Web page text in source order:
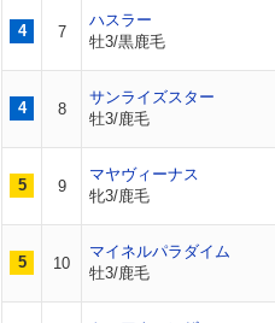
4 7
ハスラー
牡3/黒鹿毛
4 8
サンライズスター
牡3/鹿毛
5 9
マヤヴィーナス
牝3/鹿毛
5 10
マイネルパラダイム
牡3/鹿毛